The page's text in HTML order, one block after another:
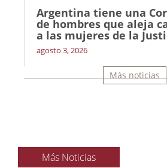
Argentina tiene una
de hombres que aleja
a las mujeres de la
agosto 3, 2026
Más noticias
Más Noticias